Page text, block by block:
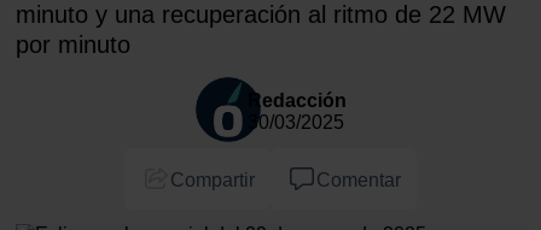
minuto y una recuperación al ritmo de 22 MW
por minuto
Redacción
30/03/2025
Compartir Comentar